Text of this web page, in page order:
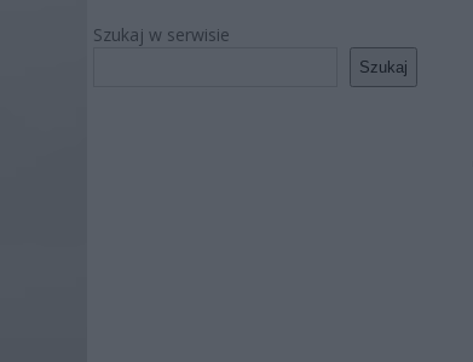
Szukaj w serwisie
Szukaj